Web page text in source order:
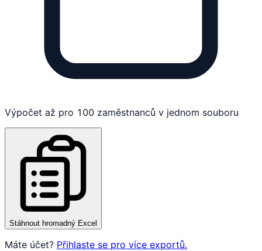
Výpočet až pro 100 zaměstnanců v jednom souboru
Stáhnout hromadný Excel
Máte účet? Přihlaste se pro více exportů.